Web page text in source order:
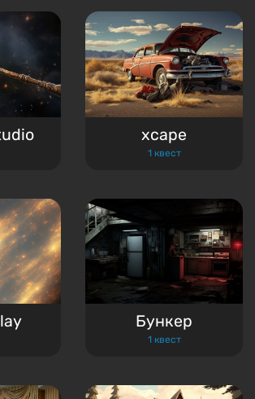
xcape
1 квест
Бункер
1 квест